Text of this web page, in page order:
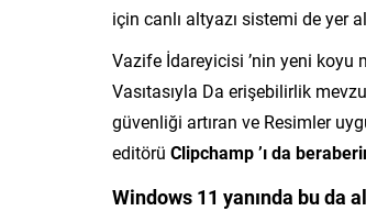
için canlı altyazı sistemi de yer
Vazife İdareyicisi ’nin yeni koyu
Vasıtasıyla Da erişebilirlik
güvenliği artıran ve Resimler
editörü Clipchamp ’ı da
Windows 11 yanında bu da